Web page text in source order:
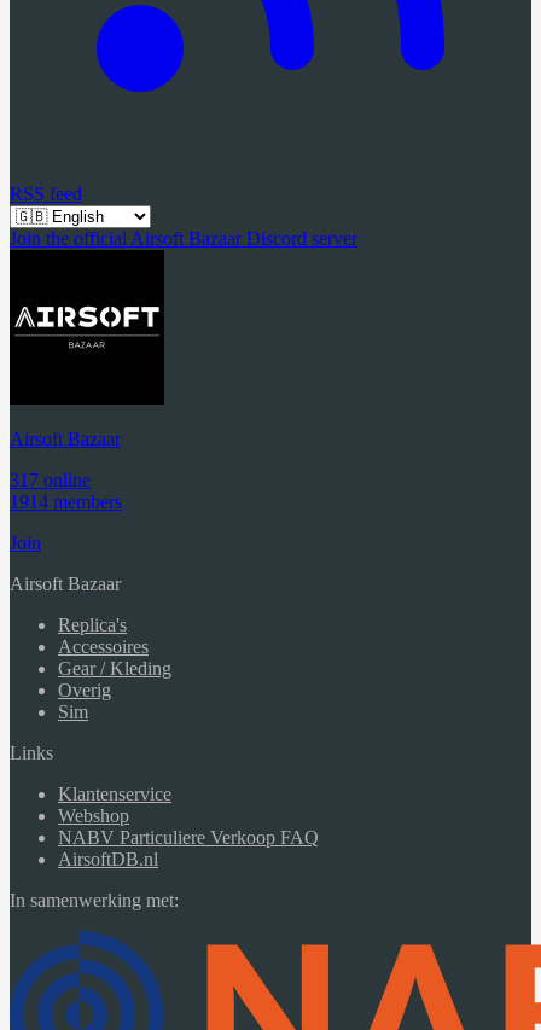
RSS feed
Join the official Airsoft Bazaar Discord server
Airsoft Bazaar
317 online
1914 members
Join
Airsoft Bazaar
Replica's
Accessoires
Gear / Kleding
Overig
Sim
Links
Klantenservice
Webshop
NABV Particuliere Verkoop FAQ
AirsoftDB.nl
In samenwerking met: